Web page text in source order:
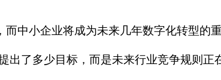
中小企业将成为未来几年数字化转型的重
了多少目标，而是未来行业竞争规则正